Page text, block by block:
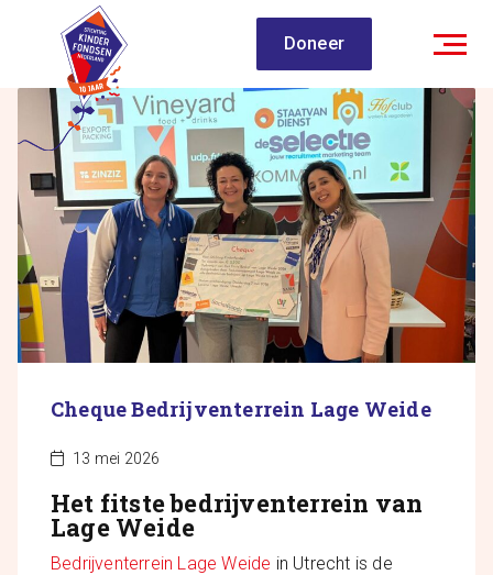
Doneer
Cheque Bedrijventerrein Lage Weide
13 mei 2026
Het fitste bedrijventerrein van
Lage Weide
Bedrijventerrein Lage Weide in Utrecht is de